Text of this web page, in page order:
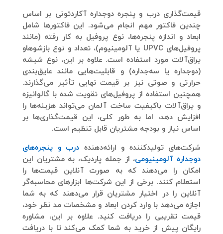
قیمت‌گذاری درب و پنجره دوجداره آکاردئونی بر اساس
چندین فاکتور مهم انجام می‌شود. این فاکتورها شامل
ابعاد و اندازه پنجره‌ها، نوع پروفیل به کار رفته (مانند
پروفیل‌های UPVC یا آلومینیوم)، تعداد و نوع بازشوهاو
یراق‌آلات مورد استفاده است. علاوه بر این، نوع شیشه
(دوجداره یا سه‌جداره) و قابلیت‌هایی مانند عایق‌بندی
حرارتی و صوتی نیز بر قیمت نهایی تأثیر می‌گذارند.
همچنین استفاده از پروفیل‌های تقویت شده با گالوانیزه
و یراق‌آلات باکیفیت ساخت آلمان می‌تواند هزینه‌ها را
افزایش دهد، اما به طور کلی، این قیمت‌گذاری‌ها بر
اساس نیاز و بودجه مشتریان قابل تنظیم است.
شرکت‌های تولیدکننده و ارائه‌دهنده درب و پنجره‌های
دوجداره آلومینیومی، از جمله پاردیک، به مشتریان این
امکان را می‌دهند که به صورت آنلاین قیمت‌ها را
استعلام کنند. برخی از این شرکت‌ها ابزارهای محاسبه‌گر
آنلاین را در اختیار مشتریان قرار می‌دهند که به شما
اجازه می‌دهد با وارد کردن ابعاد و مشخصات مد نظر خود،
قیمت تقریبی را دریافت کنید. علاوه بر این، مشاوره
رایگان پیش از خرید به شما کمک می‌کند تا با دریافت